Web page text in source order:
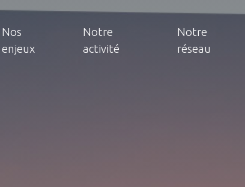
Nos
enjeux
Notre
activité
Notre
réseau